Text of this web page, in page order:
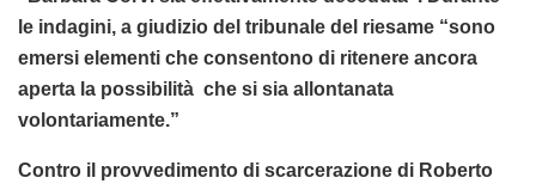
le indagini, a giudizio del tribunale del riesame “sono
emersi elementi che consentono di ritenere ancora
aperta la possibilità che si sia allontanata
volontariamente.”
Contro il provvedimento di scarcerazione di Roberto